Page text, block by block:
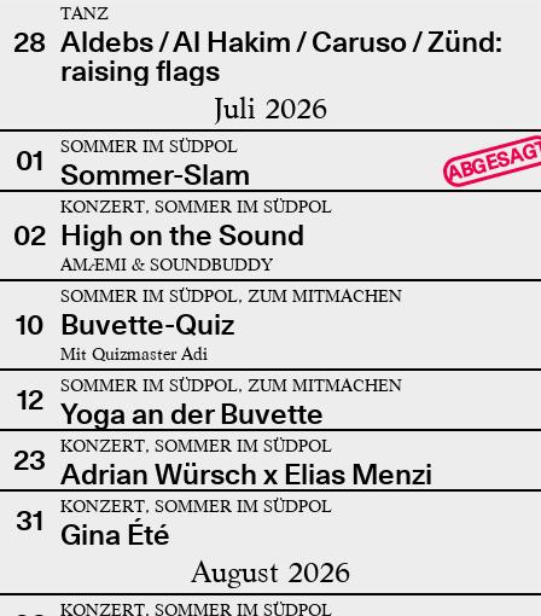
28
TANZ
Aldebs / Al Hakim / Caruso / Zünd:
raising flags
Juli 2026
01 SOMMER IM SÜDPOL
Sommer-Slam
02
KONZERT, SOMMER IM SÜDPOL
High on the Sound
AMÆMI & SOUNDBUDDY
10
SOMMER IM SÜDPOL, ZUM MITMACHEN
Buvette-Quiz
Mit Quizmaster Adi
12 SOMMER IM SÜDPOL, ZUM MITMACHEN
Yoga an der Buvette
23
KONZERT, SOMMER IM SÜDPOL
Adrian Würsch x Elias Menzi
31
KONZERT, SOMMER IM SÜDPOL
Gina Été
August 2026
KONZERT, SOMMER IM SÜDPOL